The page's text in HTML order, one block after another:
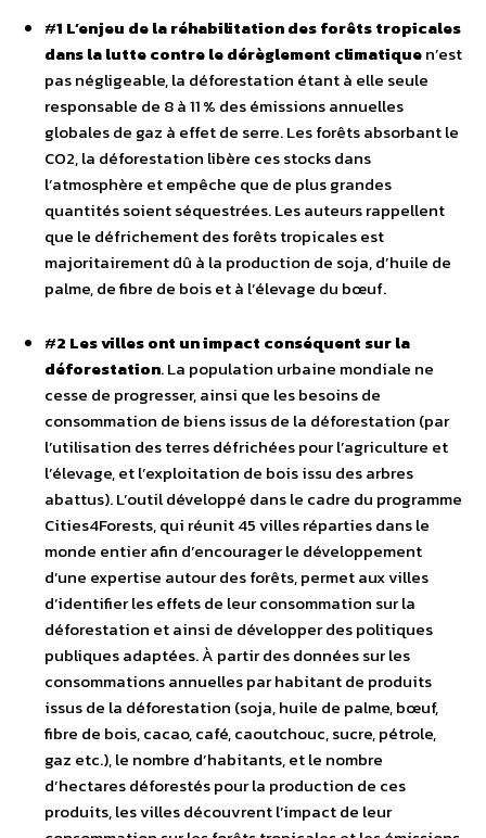
#1 L’enjeu de la réhabilitation des forêts tropicales
dans la lutte contre le dérèglement climatiquen’est
pas négligeable, la déforestation étant à elle seule
responsable de 8 à 11 % des émissions annuelles
globales de gaz à effet de serre. Les forêts absorbant le
CO2, la déforestation libère ces stocks dans
l’atmosphère et empêche que de plus grandes
quantités soient séquestrées. Les auteurs rappellent
que le défrichement des forêts tropicales est
majoritairement dû à la production de soja, d’huile de
palme, de fibre de bois et à l’élevage du bœuf.
#2 Les villes ont un impact conséquent sur la
déforestation. La population urbaine mondiale ne
cesse de progresser, ainsi que les besoins de
consommation de biens issus de la déforestation (par
l’utilisation des terres défrichées pour l’agriculture et
l’élevage, et l’exploitation de bois issu des arbres
abattus). L’outil développé dans le cadre du programme
Cities4Forests, qui réunit 45 villes réparties dans le
monde entier afin d’encourager le développement
d’une expertise autour des forêts, permet aux villes
d’identifier les effets de leur consommation sur la
déforestation et ainsi de développer des politiques
publiques adaptées. À partir des données sur les
consommations annuelles par habitant de produits
issus de la déforestation (soja, huile de palme, bœuf,
fibre de bois, cacao, café, caoutchouc, sucre, pétrole,
gaz etc.), le nombre d’habitants, et le nombre
d’hectares déforestés pour la production de ces
produits, les villes découvrent l’impact de leur